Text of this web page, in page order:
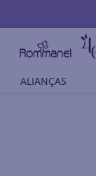
ALIANÇAS